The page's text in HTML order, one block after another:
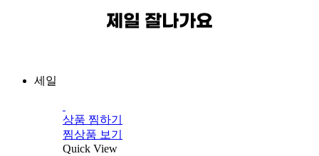
제일 잘나가요
세일
상품 찜하기
찜상품 보기
Quick View